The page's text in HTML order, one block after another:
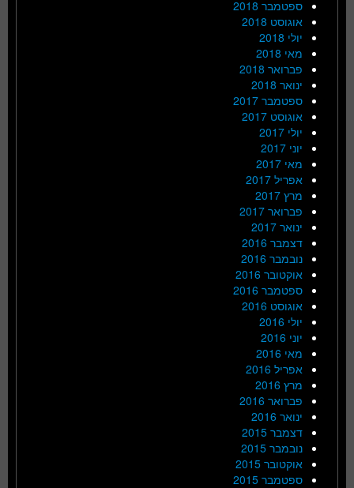
ספטמבר 2018
אוגוסט 2018
יולי 2018
מאי 2018
פברואר 2018
ינואר 2018
ספטמבר 2017
אוגוסט 2017
יולי 2017
יוני 2017
מאי 2017
אפריל 2017
מרץ 2017
פברואר 2017
ינואר 2017
דצמבר 2016
נובמבר 2016
אוקטובר 2016
ספטמבר 2016
אוגוסט 2016
יולי 2016
יוני 2016
מאי 2016
אפריל 2016
מרץ 2016
פברואר 2016
ינואר 2016
דצמבר 2015
נובמבר 2015
אוקטובר 2015
ספטמבר 2015